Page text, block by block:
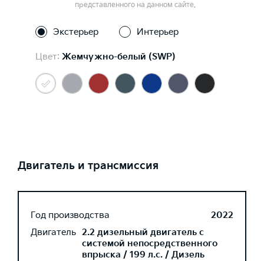
представленного на данном сайте.
Экстерьер Интерьер
Цвет: Жемчужно-белый (SWP)
Двигатель и трансмиссия
Год производства
2022
Двигатель 2.2 дизельный двигатель с
системой непосредственного
впрыска / 199 л.с. / Дизель